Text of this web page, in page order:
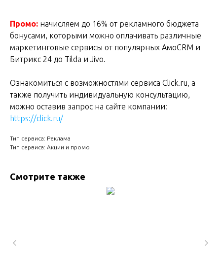
Промо: начисляем до 16% от рекламного бюджета
бонусами, которыми можно оплачивать различные
маркетинговые сервисы от популярных АмоCRM и
Битрикс 24 до Tilda и Jivo.
Ознакомиться с возможностями сервиса Click.ru, а
также получить индивидуальную консультацию,
можно оставив запрос на сайте компании:
https://click.ru/
Тип сервиса: Реклама
Тип сервиса: Aкции и промо
Смотрите также